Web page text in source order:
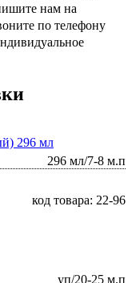
нам на
по телефону
296 мл
296 мл/7-8 м.п
код товара: 22-96
уп/20-25 м.п